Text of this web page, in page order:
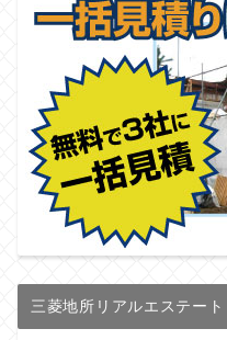
三菱地所リアルエステート